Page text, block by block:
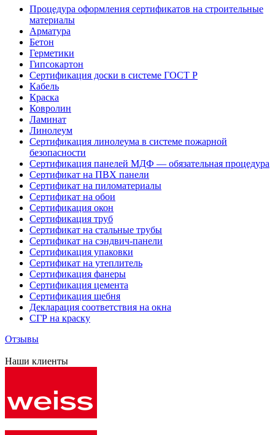
Процедура оформления сертификатов на строительные
материалы
Арматура
Бетон
Герметики
Гипсокартон
Сертификация доски в системе ГОСТ Р
Кабель
Краска
Ковролин
Ламинат
Линолеум
Сертификация линолеума в системе пожарной
безопасности
Сертификация панелей МДФ — обязательная процедура
Сертификат на ПВХ панели
Сертификат на пиломатериалы
Сертификат на обои
Сертификация окон
Сертификация труб
Сертификат на стальные трубы
Сертификат на сэндвич-панели
Сертификация упаковки
Сертификат на утеплитель
Сертификация фанеры
Сертификация цемента
Сертификация щебня
Декларация соответствия на окна
СГР на краску
Отзывы
Наши клиенты